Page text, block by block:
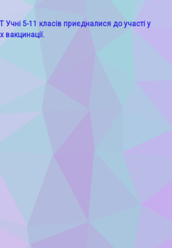
5-11 класів приєдналися до участі у
вакцинації.